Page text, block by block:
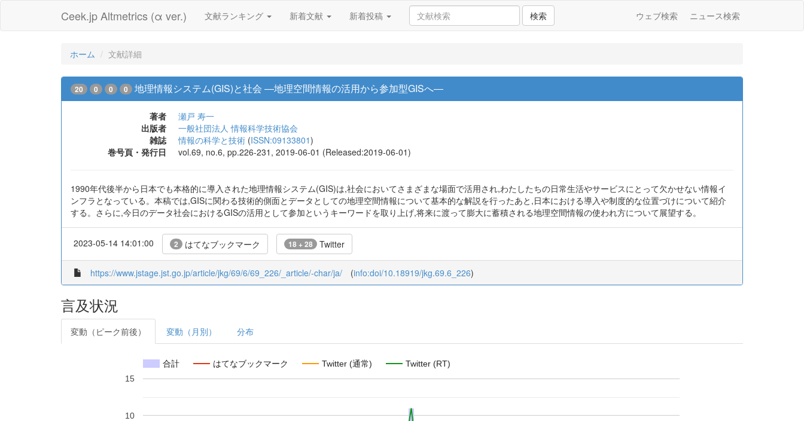
Ceek.jp Altmetrics (α ver.) 文献ランキング 新着文献 新着投稿 検索 ウェブ検索 ニュース検索
ホーム 文献詳細
20 0 0 0 地理情報システム(GIS)と社会 ―地理空間情報の活用から参加型GISへ―
著者
瀬戸 寿一
出版者
一般社団法人 情報科学技術協会
雑誌
情報の科学と技術 (ISSN:09133801)
巻号頁・発行日
vol.69, no.6, pp.226-231, 2019-06-01 (Released:2019-06-01)
1990年代後半から日本でも本格的に導入された地理情報システム(GIS)は,社会においてさまざまな場面で活用され,わたしたちの日常生活やサービスにとって欠かせない情報イ
ンフラとなっている。本稿では,GISに関わる技術的側面とデータとしての地理空間情報について基本的な解説を行ったあと,日本における導入や制度的な位置づけについて紹介
する。さらに,今日のデータ社会におけるGISの活用として参加というキーワードを取り上げ,将来に渡って膨大に蓄積される地理空間情報の使われ方について展望する。
2023-05-14 14:01:00 2 はてなブックマーク 18 + 28 Twitter
https://www.jstage.jst.go.jp/article/jkg/69/6/69_226/_article/-char/ja/ (info:doi/10.18919/jkg.69.6_226)
言及状況
変動（ピーク前後） 変動（月別） 分布
合計 はてなブックマーク Twitter (通常) Twitter (RT)
10
15